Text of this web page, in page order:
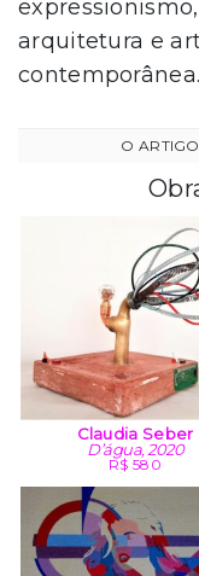
arquitetura e
contemporânea.
Claudia Seber
D’água, 2020
R$ 580